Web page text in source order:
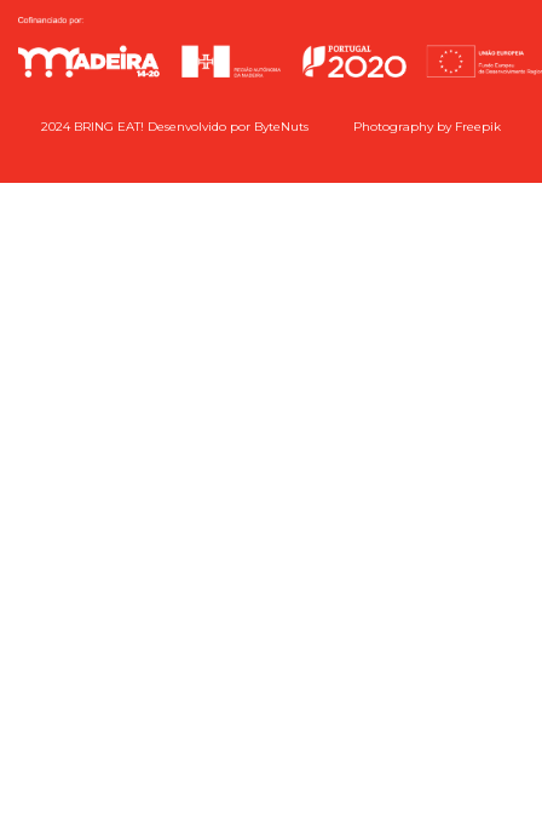
2024 BRING EAT! Desenvolvido por ByteNuts Photography by Freepik